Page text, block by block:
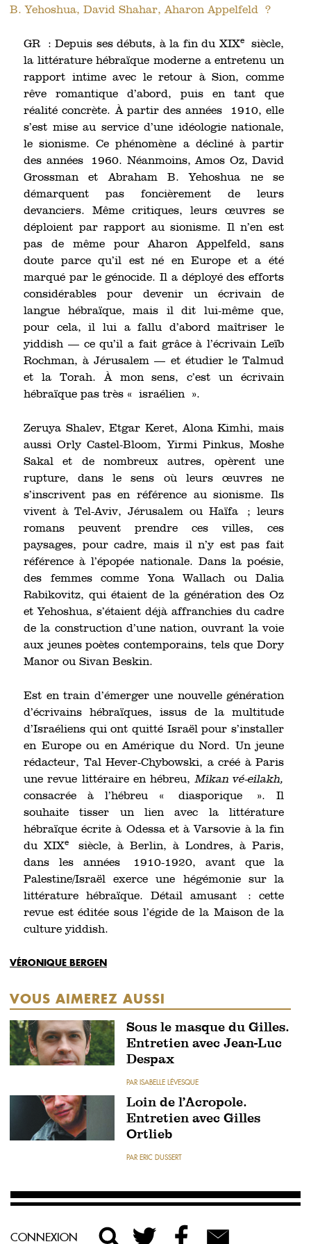
B. Yehoshua, David Shahar, Aharon Appelfeld ?
GR : Depuis ses débuts, à la fin du XIXesiècle,
la littérature hébraïque moderne a entretenu un
rapport intime avec le retour à Sion, comme
rêve romantique d’abord, puis en tant que
réalité concrète. À partir des années 1910, elle
s’est mise au service d’une idéologie nationale,
le sionisme. Ce phénomène a décliné à partir
des années 1960. Néanmoins, Amos Oz, David
Grossman et Abraham B. Yehoshua ne se
démarquent pas foncièrement de leurs
devanciers. Même critiques, leurs œuvres se
déploient par rapport au sionisme. Il n’en est
pas de même pour Aharon Appelfeld, sans
doute parce qu’il est né en Europe et a été
marqué par le génocide. Il a déployé des efforts
considérables pour devenir un écrivain de
langue hébraïque, mais il dit lui-même que,
pour cela, il lui a fallu d’abord maîtriser le
yiddish — ce qu’il a fait grâce à l’écrivain Leïb
Rochman, à Jérusalem — et étudier le Talmud
et la Torah. À mon sens, c’est un écrivain
hébraïque pas très « israélien ».
Zeruya Shalev, Etgar Keret, Alona Kimhi, mais
aussi Orly Castel-Bloom, Yirmi Pinkus, Moshe
Sakal et de nombreux autres, opèrent une
rupture, dans le sens où leurs œuvres ne
s’inscrivent pas en référence au sionisme. Ils
vivent à Tel-Aviv, Jérusalem ou Haïfa ; leurs
romans peuvent prendre ces villes, ces
paysages, pour cadre, mais il n’y est pas fait
référence à l’épopée nationale. Dans la poésie,
des femmes comme Yona Wallach ou Dalia
Rabikovitz, qui étaient de la génération des Oz
et Yehoshua, s’étaient déjà affranchies du cadre
de la construction d’une nation, ouvrant la voie
aux jeunes poètes contemporains, tels que Dory
Manor ou Sivan Beskin.
Est en train d’émerger une nouvelle génération
d’écrivains hébraïques, issus de la multitude
d’Israéliens qui ont quitté Israël pour s’installer
en Europe ou en Amérique du Nord. Un jeune
rédacteur, Tal Hever-Chybowski, a créé à Paris
une revue littéraire en hébreu,Mikan vé-eilakh,
consacrée à l’hébreu « diasporique ». Il
souhaite tisser un lien avec la littérature
hébraïque écrite à Odessa et à Varsovie à la fin
du XIXe
siècle, à Berlin, à Londres, à Paris,
dans les années 1910-1920, avant que la
Palestine/Israël exerce une hégémonie sur la
littérature hébraïque. Détail amusant : cette
revue est éditée sous l’égide de la Maison de la
culture yiddish.
VÉRONIQUE BERGEN
VOUS AIMEREZ AUSSI
Sous le masque du Gilles.
Entretien avec Jean-Luc
Despax
PAR ISABELLE LÉVESQUE
Loin de l’Acropole.
Entretien avec Gilles
Ortlieb
PAR ERIC DUSSERT
CONNEXION